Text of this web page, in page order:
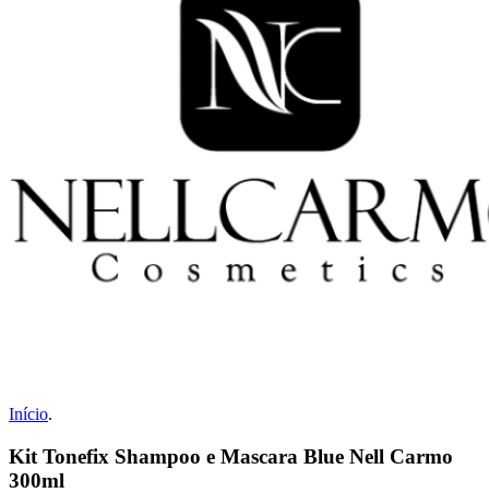
Início.
Kit Tonefix Shampoo e Mascara Blue Nell Carmo
300ml